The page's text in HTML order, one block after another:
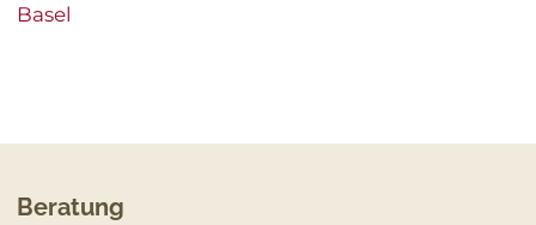
Basel
Beratung